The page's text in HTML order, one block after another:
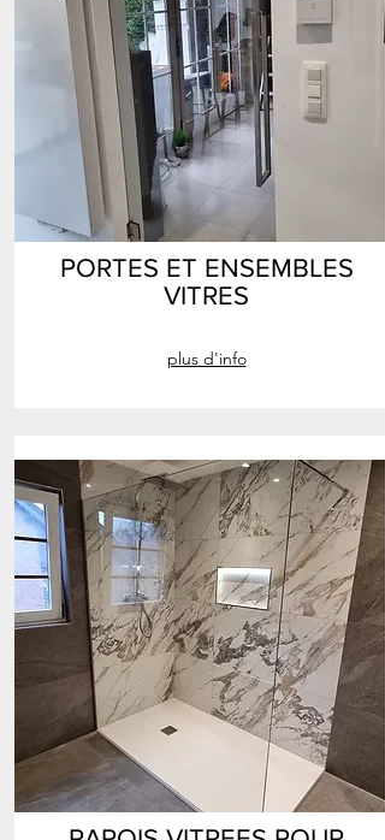
PORTES ET ENSEMBLES
VITRES
plus d'info